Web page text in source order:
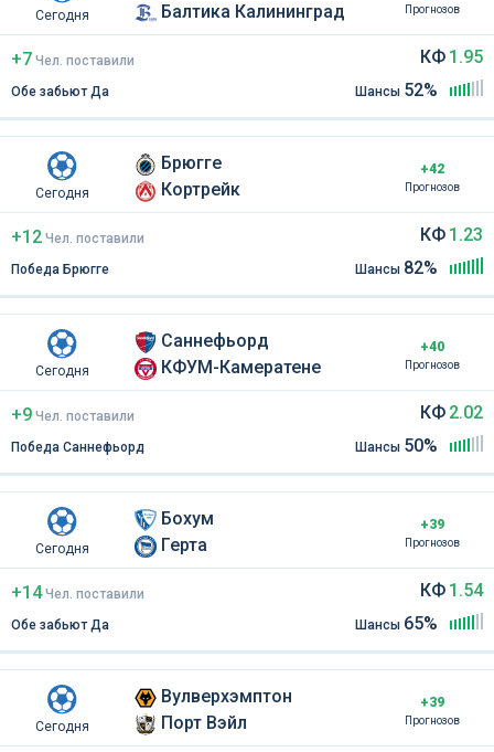
Сегодня
Балтика Калининград
Прогнозов
+7 Чел. поставили
Обе забьют Да
КФ 1.95
Шансы 52%
Сегодня
Брюгге
Кортрейк
+42
Прогнозов
+12 Чел. поставили
Победа Брюгге
КФ 1.23
Шансы 82%
Сегодня
Саннефьорд
КФУМ-Камератене
+40
Прогнозов
+9 Чел. поставили
Победа Саннефьорд
КФ 2.02
Шансы 50%
Сегодня
Бохум
Герта
+39
Прогнозов
+14 Чел. поставили
Обе забьют Да
КФ 1.54
Шансы 65%
Сегодня
Вулверхэмптон
Порт Вэйл
+39
Прогнозов